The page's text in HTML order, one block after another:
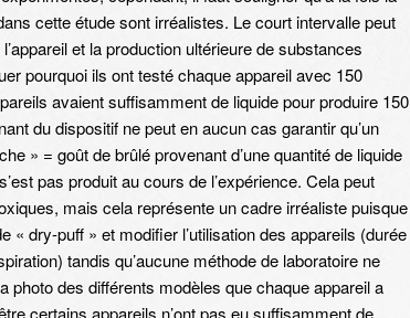
cette étude sont irréalistes. Le court intervalle peut
et la production ultérieure de substances
pourquoi ils ont testé chaque appareil avec 150
avaient suffisamment de liquide pour produire 150
du dispositif ne peut en aucun cas garantir qu’un
» = goût de brûlé provenant d’une quantité de liquide
pas produit au cours de l’expérience. Cela peut
mais cela représente un cadre irréaliste puisque
« dry-puff » et modifier l’utilisation des appareils (durée
tandis qu’aucune méthode de laboratoire ne
photo des différents modèles que chaque appareil a
certains appareils n’ont pas eu suffisamment de